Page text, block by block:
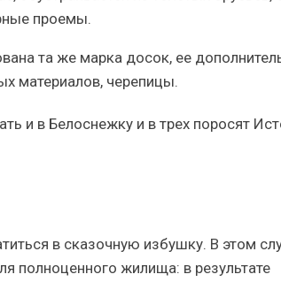
проемы.
та же марка досок, ее
материалов, черепицы.
и в Белоснежку и в трех поросят
в сказочную избушку. В этом
полноценного жилища: в результате